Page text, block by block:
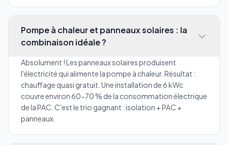
Pompe à chaleur et panneaux solaires : la
combinaison idéale ?
Absolument ! Les panneaux solaires produisent
l'électricité qui alimente la pompe à chaleur. Résultat :
chauffage quasi gratuit. Une installation de 6 kWc
couvre environ 60-70 % de la consommation électrique
de la PAC. C'est le trio gagnant : isolation + PAC +
panneaux.